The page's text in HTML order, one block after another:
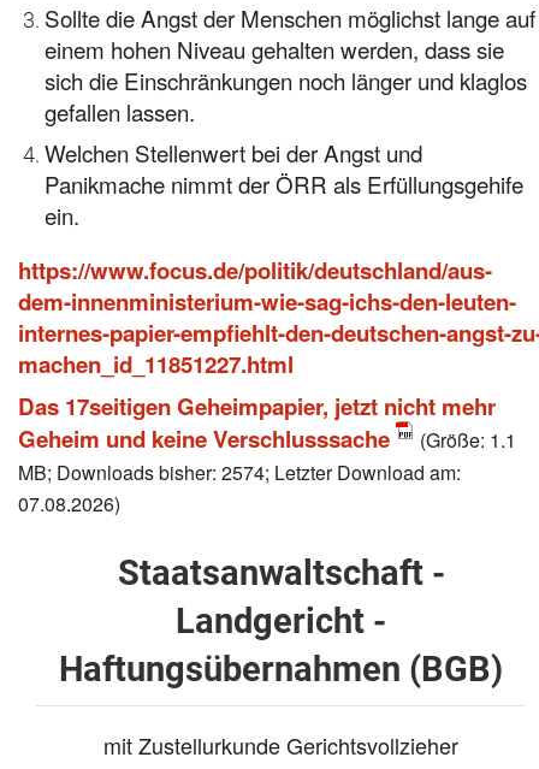
Sollte die Angst der Menschen möglichst lange auf
einem hohen Niveau gehalten werden, dass sie
sich die Einschränkungen noch länger und klaglos
gefallen lassen.
Welchen Stellenwert bei der Angst und
Panikmache nimmt der ÖRR als Erfüllungsgehife
ein.
https://www.focus.de/politik/deutschland/aus-
dem-innenministerium-wie-sag-ichs-den-leuten-
internes-papier-empfiehlt-den-deutschen-angst-
machen_id_11851227.html
Das 17seitigen Geheimpapier, jetzt nicht mehr
Geheim und keine Verschlusssache
(Größe: 1.1
MB; Downloads bisher: 2574; Letzter Download am:
07.08.2026)
Staatsanwaltschaft -
Landgericht -
Haftungsübernahmen (BGB)
mit Zustellurkunde Gerichtsvollzieher